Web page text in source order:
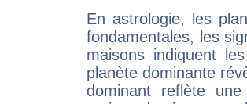
En astrologie, les
fondamentales, les
maisons indiquent
planète dominante
dominant reflète